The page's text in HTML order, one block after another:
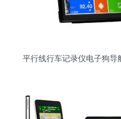
平行线行车记录仪电子狗导